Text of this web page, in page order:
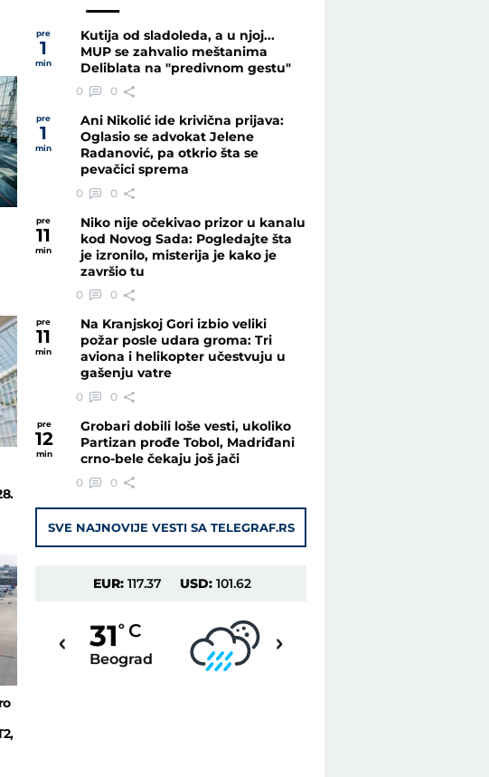
pre
1
min
Kutija od sladoleda, a u njoj...
MUP se zahvalio meštanima
Deliblata na "predivnom gestu"
0 0
pre
1
min
Ani Nikolić ide krivična prijava:
Oglasio se advokat Jelene
Radanović, pa otkrio šta se
pevačici sprema
0 0
pre
11
min
Niko nije očekivao prizor u kanalu
kod Novog Sada: Pogledajte šta
je izronilo, misterija je kako je
završio tu
0 0
pre
11
min
Na Kranjskoj Gori izbio veliki
požar posle udara groma: Tri
aviona i helikopter učestvuju u
gašenju vatre
0 0
pre
12
min
Grobari dobili loše vesti, ukoliko
Partizan prođe Tobol, Madriđani
crno-bele čekaju još jači
0 0
SVE NAJNOVIJE VESTI SA TELEGRAF.RS
EUR:117.37 USD: 101.62
31 o C
Beograd